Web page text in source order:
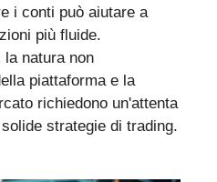
i conti può aiutare a
più fluide.
la natura non
piattaforma e la
richiedono un'attenta
strategie di trading.